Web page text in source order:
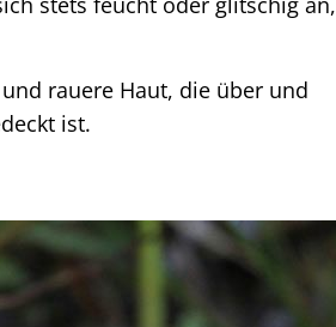
rauere Haut, die über und
ist.